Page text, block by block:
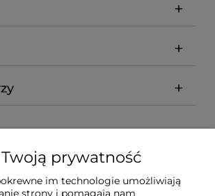
prywatność
im technologie umożliwiają
strony i pomagają nam